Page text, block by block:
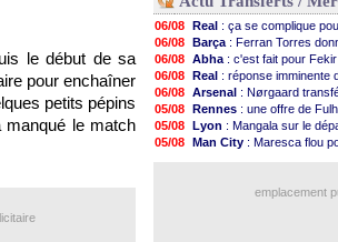
le début de sa
pour enchaîner
petits pépins
le match
06/08 Real : ça se complique
06/08 Barça : Ferran Torres
06/08 Abha : c'est fait pour
06/08 Real : réponse imminente
06/08 Arsenal : Nørgaard
05/08 Rennes : une offre de
05/08 Lyon : Mangala sur le
05/08 Man City : Maresca flou
: la compo pour le
emplacement